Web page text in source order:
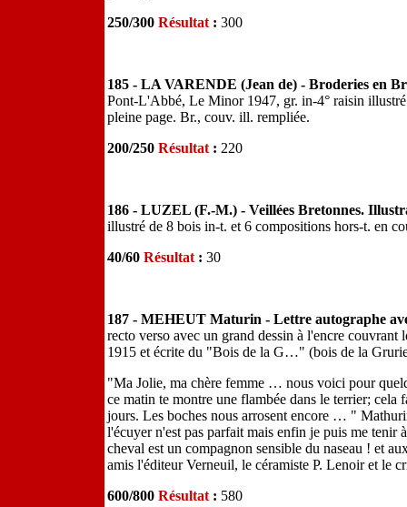
250/300 Résultat : 300
185 - LA VARENDE (Jean de) - Broderies en
Pont-L'Abbé, Le Minor 1947, gr. in-4° raisin
pleine page. Br., couv. ill. rempliée.
200/250 Résultat : 220
186 - LUZEL (F.-M.) - Veillées Bretonnes.
illustré de 8 bois in-t. et 6 compositions hors-t. en
40/60 Résultat : 30
187 - MEHEUT Maturin - Lettre autographe
recto verso avec un grand dessin à l'encre
1915 et écrite du "Bois de la G…" (bois de la
"Ma Jolie, ma chère femme … nous voici pour
ce matin te montre une flambée dans le terrier;
jours. Les boches nous arrosent encore … "
l'écuyer n'est pas parfait mais enfin je puis me
cheval est un compagnon sensible du naseau ! et
amis l'éditeur Verneuil, le céramiste P. Lenoir et le
600/800 Résultat : 580